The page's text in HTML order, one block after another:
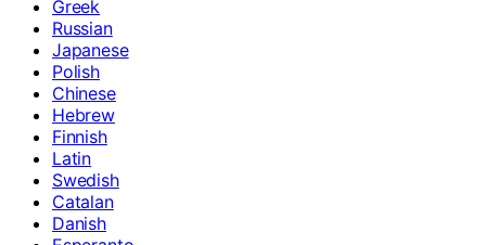
Greek
Russian
Japanese
Polish
Chinese
Hebrew
Finnish
Latin
Swedish
Catalan
Danish